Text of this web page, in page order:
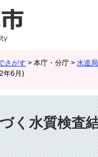
さがす > 本庁・分庁 > 水道局
年6月)
く水質検査